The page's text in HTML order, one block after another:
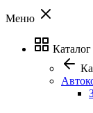
Меню
Каталог